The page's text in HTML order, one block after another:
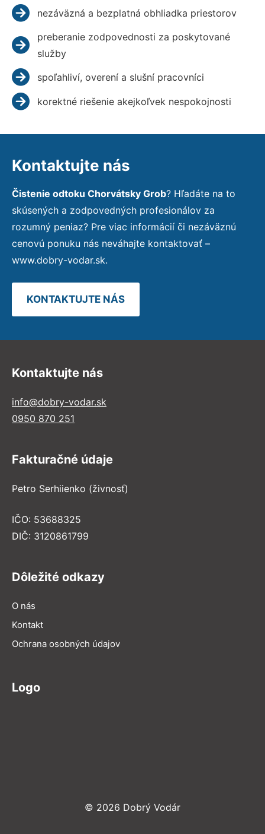
nezáväzná a bezplatná obhliadka priestorov
preberanie zodpovednosti za poskytované
služby
spoľahliví, overení a slušní pracovníci
korektné riešenie akejkoľvek nespokojnosti
Kontaktujte nás
Čistenie odtoku Chorvátsky Grob? Hľadáte na to
skúsených a zodpovedných profesionálov za
rozumný peniaz? Pre viac informácií či nezáväznú
cenovú ponuku nás neváhajte kontaktovať –
www.dobry-vodar.sk.
KONTAKTUJTE NÁS
Kontaktujte nás
info@dobry-vodar.sk
0950 870 251
Fakturačné údaje
Petro Serhiienko (živnosť)
IČO: 53688325
DIČ: 3120861799
Dôležité odkazy
O nás
Kontakt
Ochrana osobných údajov
Logo
© 2026 Dobrý Vodár